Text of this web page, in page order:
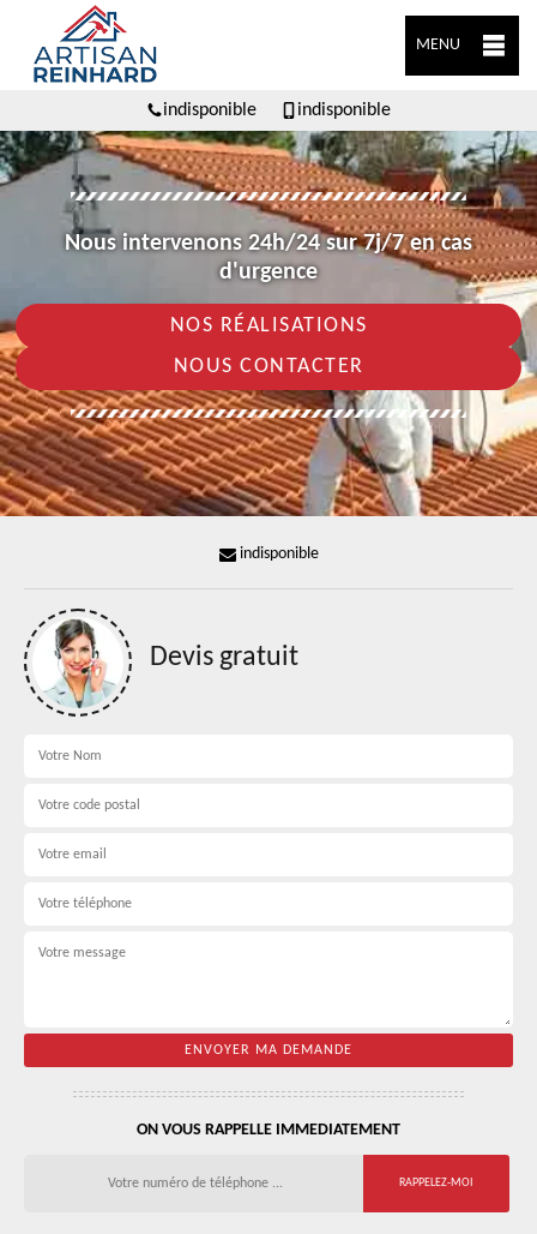
MENU
indisponible indisponible
Nous intervenons 24h/24 sur 7j/7 en cas
d'urgence
NOS RÉALISATIONS
NOUS CONTACTER
indisponible
Devis gratuit
ON VOUS RAPPELLE IMMEDIATEMENT